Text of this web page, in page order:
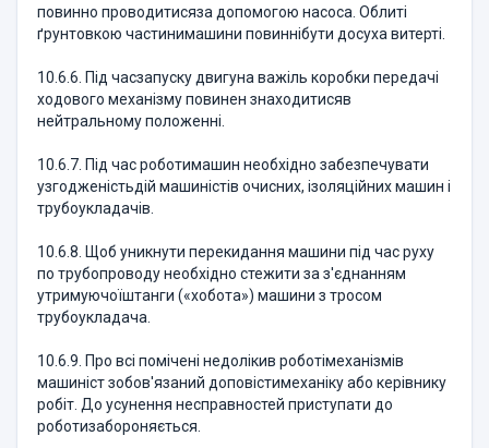
повинно проводитисяза допомогою насоса. Облиті
ґрунтовкою частинимашини повиннібути досуха витерті.
10.6.6. Під часзапуску двигуна важіль коробки передачі
ходового механізму повинен знаходитисяв
нейтральному положенні.
10.6.7. Під час роботимашин необхідно забезпечувати
узгодженістьдій машиністів очисних, ізоляційних машин і
трубоукладачів.
10.6.8. Щоб уникнути перекидання машини під час руху
по трубопроводу необхідно стежити за з'єднанням
утримуючоїштанги («хобота») машини з тросом
трубоукладача.
10.6.9. Про всі помічені недолікив роботімеханізмів
машиніст зобов'язаний доповістимеханіку або керівнику
робіт. До усунення несправностей приступати до
роботизабороняється.